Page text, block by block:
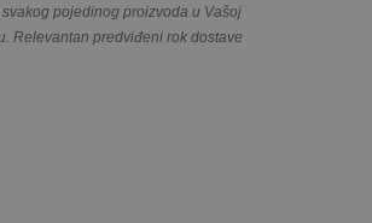
pojedinog proizvoda u Vašoj
Relevantan predviđeni rok dostave